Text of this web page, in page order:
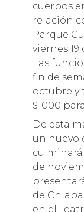
cuerpos
relación
Parque
viernes
Las
fin de
octubre y
$1000
De esta
un nuevo
culminará
de
de
en el